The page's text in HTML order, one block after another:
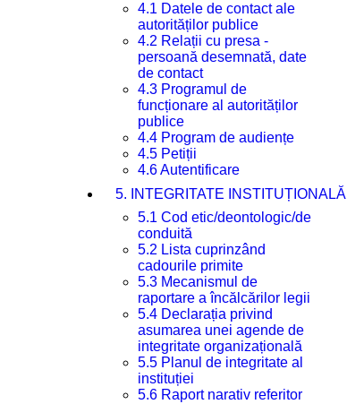
4.1 Datele de contact ale
autorităților publice
4.2 Relații cu presa -
persoană desemnată, date
de contact
4.3 Programul de
funcționare al autorităților
publice
4.4 Program de audiențe
4.5 Petiții
4.6 Autentificare
5. INTEGRITATE INSTITUȚIONALĂ
5.1 Cod etic/deontologic/de
conduită
5.2 Lista cuprinzând
cadourile primite
5.3 Mecanismul de
raportare a încălcărilor legii
5.4 Declarația privind
asumarea unei agende de
integritate organizațională
5.5 Planul de integritate al
instituției
5.6 Raport narativ referitor